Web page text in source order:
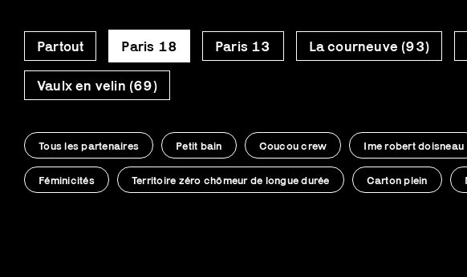
Partout Paris 18 Paris 13 La courneuve (93)
Vaulx en velin (69)
Tous les partenaires Petit bain Coucou crew Ime robert doisneau
Féminicités Territoire zéro chômeur de longue durée Carton plein